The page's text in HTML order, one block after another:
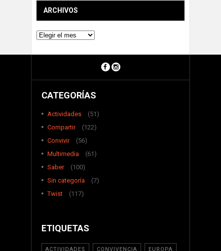
ARCHIVOS
Archivos
CATEGORÍAS
Actividades
(51)
Compartir
(122)
Convivir
(56)
Multimedia
(61)
Saber
(100)
Sin categoría
(7)
Twist
(117)
ETIQUETAS
ACTIVIDADES CONVIVENCIA EUROPA